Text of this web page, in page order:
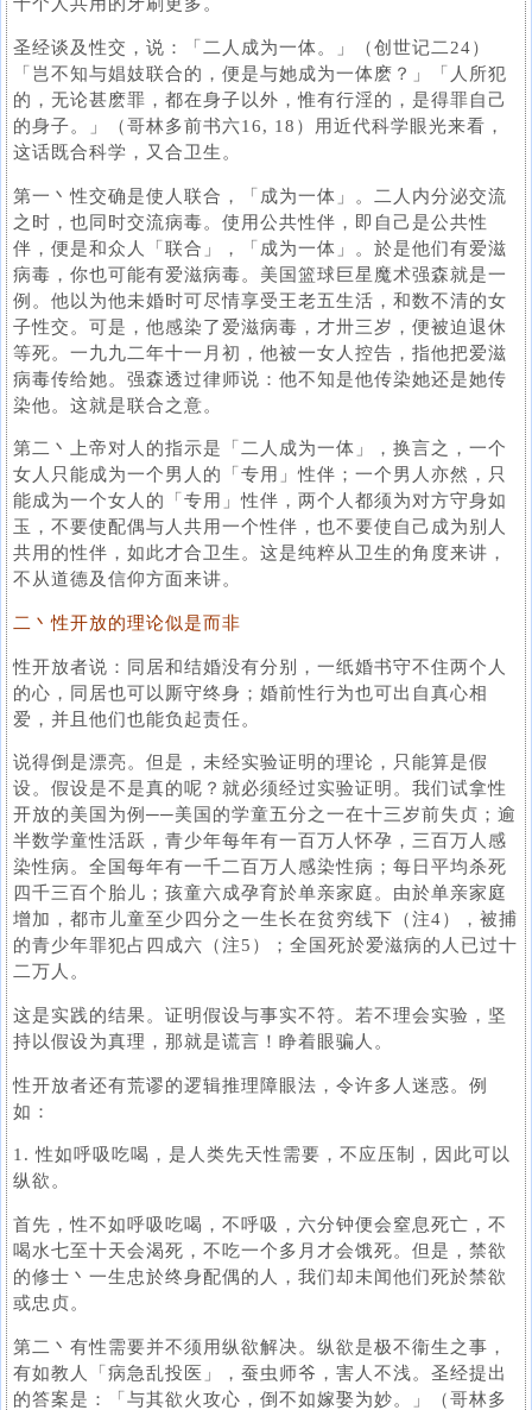
十个人共用的牙刷更多。
圣经谈及性交，说：「二人成为一体。」（创世记二24）
「岂不知与娼妓联合的，便是与她成为一体麽？」「人所犯
的，无论甚麽罪，都在身子以外，惟有行淫的，是得罪自己
的身子。」（哥林多前书六16, 18）用近代科学眼光来看，
这话既合科学，又合卫生。
第一丶性交确是使人联合，「成为一体」。二人内分泌交流
之时，也同时交流病毒。使用公共性伴，即自己是公共性
伴，便是和众人「联合」，「成为一体」。於是他们有爱滋
病毒，你也可能有爱滋病毒。美国篮球巨星魔术强森就是一
例。他以为他未婚时可尽情享受王老五生活，和数不清的女
子性交。可是，他感染了爱滋病毒，才卅三岁，便被迫退休
等死。一九九二年十一月初，他被一女人控告，指他把爱滋
病毒传给她。强森透过律师说：他不知是他传染她还是她传
染他。这就是联合之意。
第二丶上帝对人的指示是「二人成为一体」，换言之，一个
女人只能成为一个男人的「专用」性伴；一个男人亦然，只
能成为一个女人的「专用」性伴，两个人都须为对方守身如
玉，不要使配偶与人共用一个性伴，也不要使自己成为别人
共用的性伴，如此才合卫生。这是纯粹从卫生的角度来讲，
不从道德及信仰方面来讲。
二丶性开放的理论似是而非
性开放者说：同居和结婚没有分别，一纸婚书守不住两个人
的心，同居也可以厮守终身；婚前性行为也可出自真心相
爱，并且他们也能负起责任。
说得倒是漂亮。但是，未经实验证明的理论，只能算是假
设。假设是不是真的呢？就必须经过实验证明。我们试拿性
开放的美国为例──美国的学童五分之一在十三岁前失贞；逾
半数学童性活跃，青少年每年有一百万人怀孕，三百万人感
染性病。全国每年有一千二百万人感染性病；每日平均杀死
四千三百个胎儿；孩童六成孕育於单亲家庭。由於单亲家庭
增加，都市儿童至少四分之一生长在贫穷线下（注4），被捕
的青少年罪犯占四成六（注5）；全国死於爱滋病的人已过十
二万人。
这是实践的结果。证明假设与事实不符。若不理会实验，坚
持以假设为真理，那就是谎言！睁着眼骗人。
性开放者还有荒谬的逻辑推理障眼法，令许多人迷惑。例
如：
1. 性如呼吸吃喝，是人类先天性需要，不应压制，因此可以
纵欲。
首先，性不如呼吸吃喝，不呼吸，六分钟便会窒息死亡，不
喝水七至十天会渴死，不吃一个多月才会饿死。但是，禁欲
的修士丶一生忠於终身配偶的人，我们却未闻他们死於禁欲
或忠贞。
第二丶有性需要并不须用纵欲解决。纵欲是极不衞生之事，
有如教人「病急乱投医」，蚕虫师爷，害人不浅。圣经提出
的答案是：「与其欲火攻心，倒不如嫁娶为妙。」（哥林多